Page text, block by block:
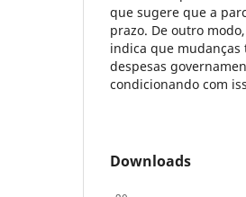
que sugere que a
prazo. De outro
indica que
despesas
condicionando com
Downloads